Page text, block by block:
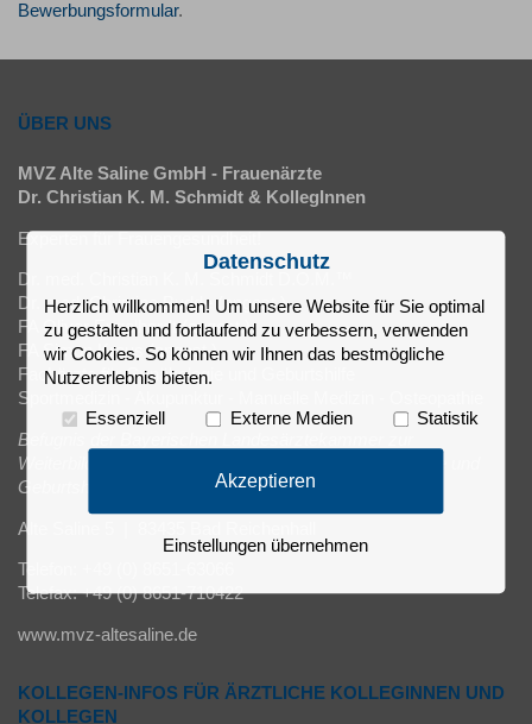
Bewerbungsformular.
ÜBER UNS
MVZ Alte Saline GmbH - Frauenärzte
Dr. Christian K. M. Schmidt & KollegInnen
Experten für Frauengesundheit!
Dr. med. Christian K. M. Schmidt D.O.M.™
Dr. med. Christine Budde (angest.)
FA Oliver Engelhardt (angest.)
FA Simon Kraus (angest.)
Fachärzte für Gynäkologie und Geburtshilfe
Sportmedizin - Akupunktur - Manuelle Medizin - Osteopathie
Befugnis der Bayerischen Landesärztekammer zur
Weiterbildung zum Facharzt/-ärztin für Frauenheilkunde und
Geburtshilfe (18 bzw. 24 Monate)
Alte Saline 5 | 83435 Bad Reichenhall
Telefon: +49 (0) 8651-63066
Telefax: +49 (0) 8651-710422
www.mvz-altesaline.de
KOLLEGEN-INFOS FÜR ÄRZTLICHE KOLLEGINNEN UND
KOLLEGEN
Datenschutz
Herzlich willkommen! Um unsere Website für Sie optimal
zu gestalten und fortlaufend zu verbessern, verwenden
wir Cookies. So können wir Ihnen das bestmögliche
Nutzererlebnis bieten.
Essenziell Externe Medien Statistik
Akzeptieren
Einstellungen übernehmen